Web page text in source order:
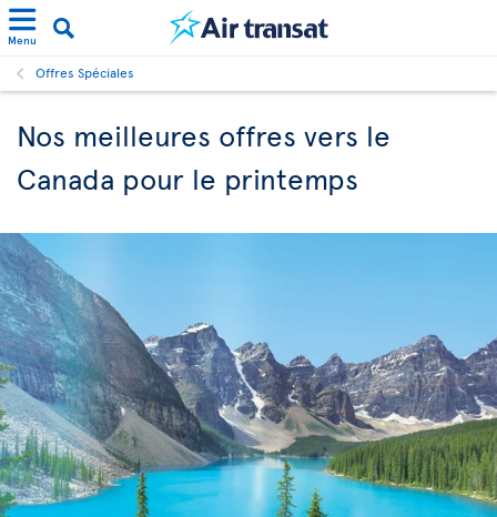
Menu
Offres Spéciales
Nos meilleures offres vers le
Canada pour le printemps